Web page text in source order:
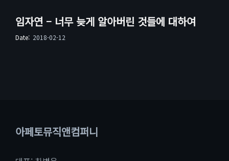
임자연 – 너무 늦게 알아버린 것들에 대하여
Date: 2018-02-12
아페토뮤직앤컴퍼니